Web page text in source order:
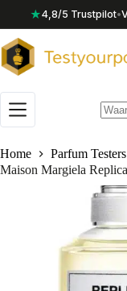
inhoud
★4,8/5 Trustpilot•
Home
Parfum Testers
Maison Margiela